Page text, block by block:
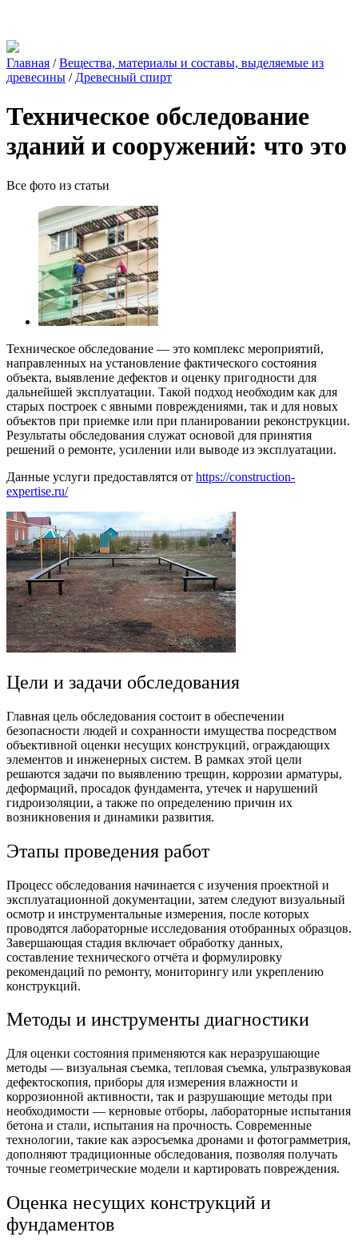
Главная /Вещества, материалы и составы, выделяемые из
древесины / Древесный спирт
Техническое обследование
зданий и сооружений: что это
Все фото из статьи
Техническое обследование — это комплекс мероприятий,
направленных на установление фактического состояния
объекта, выявление дефектов и оценку пригодности для
дальнейшей эксплуатации. Такой подход необходим как для
старых построек с явными повреждениями, так и для новых
объектов при приемке или при планировании реконструкции.
Результаты обследования служат основой для принятия
решений о ремонте, усилении или выводе из эксплуатации.
Данные услуги предоставлятся от https://construction-
expertise.ru/
Цели и задачи обследования
Главная цель обследования состоит в обеспечении
безопасности людей и сохранности имущества посредством
объективной оценки несущих конструкций, ограждающих
элементов и инженерных систем. В рамках этой цели
решаются задачи по выявлению трещин, коррозии арматуры,
деформаций, просадок фундамента, утечек и нарушений
гидроизоляции, а также по определению причин их
возникновения и динамики развития.
Этапы проведения работ
Процесс обследования начинается с изучения проектной и
эксплуатационной документации, затем следуют визуальный
осмотр и инструментальные измерения, после которых
проводятся лабораторные исследования отобранных образцов.
Завершающая стадия включает обработку данных,
составление технического отчёта и формулировку
рекомендаций по ремонту, мониторингу или укреплению
конструкций.
Методы и инструменты диагностики
Для оценки состояния применяются как неразрушающие
методы — визуальная съемка, тепловая съемка, ультразвуковая
дефектоскопия, приборы для измерения влажности и
коррозионной активности, так и разрушающие методы при
необходимости — керновые отборы, лабораторные испытания
бетона и стали, испытания на прочность. Современные
технологии, такие как аэросъемка дронами и фотограмметрия,
дополняют традиционные обследования, позволяя получать
точные геометрические модели и картировать повреждения.
Оценка несущих конструкций и
фундаментов